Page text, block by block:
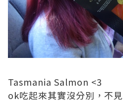
Tasmania Salmon <3
ok吃起來其實沒分別，不